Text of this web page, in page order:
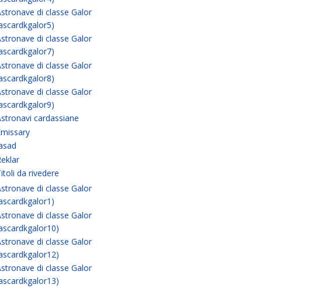
di classe Galor
di classe Galor
di classe Galor
di classe Galor
cardassiane
da rivedere
di classe Galor
di classe Galor
di classe Galor
di classe Galor